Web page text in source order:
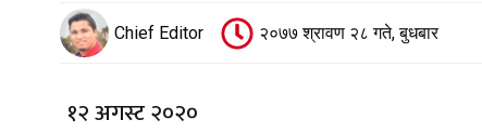
Chief Editor २०७७ श्रावण २८ गते, बुधबार
१२ अगस्ट २०२०